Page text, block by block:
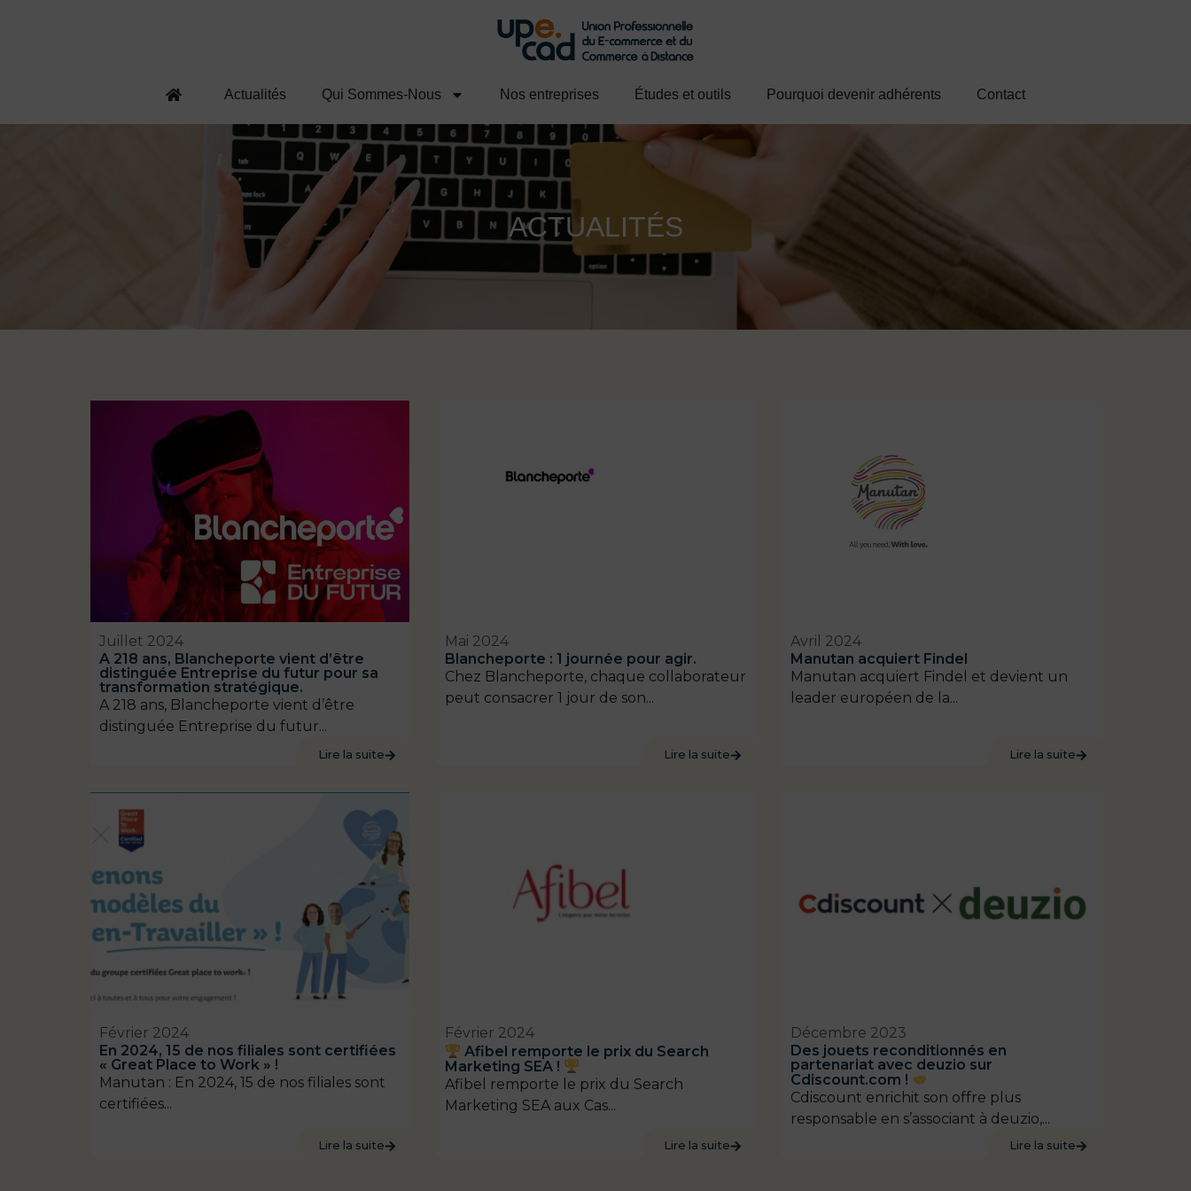
Actualités Qui Sommes-Nous Nos entreprises Études et outils Pourquoi devenir adhérents Contact
ACTUALITÉS
A 218 ans, Blancheporte vient d’être
distinguée Entreprise du futur pour sa
transformation stratégique.
Juillet 2024
A 218 ans, Blancheporte vient d’être
distinguée Entreprise du futur...
Lire la suite
Blancheporte : 1 journée pour agir.
Mai 2024
Chez Blancheporte, chaque collaborateur
peut consacrer 1 jour de son...
Lire la suite
Manutan acquiert Findel
Avril 2024
Manutan acquiert Findel et devient un
leader européen de la...
Lire la suite
En 2024, 15 de nos filiales sont certifiées
« Great Place to Work » !
Février 2024
Manutan : En 2024, 15 de nos filiales sont
certifiées...
Lire la suite
Afibel remporte le prix du Search
Marketing SEA !
Février 2024
Afibel remporte le prix du Search
Marketing SEA aux Cas...
Lire la suite
Des jouets reconditionnés en
partenariat avec deuzio sur
Cdiscount.com !
Décembre 2023
Cdiscount enrichit son offre plus
responsable en s’associant à deuzio,...
Lire la suite